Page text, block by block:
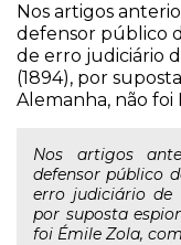
Nos artigos
defensor público
de erro judiciário
(1894), por
Alemanha, não foi
Nos artigos
defensor público
erro judiciário de
por suposta
foi Émile Zola,